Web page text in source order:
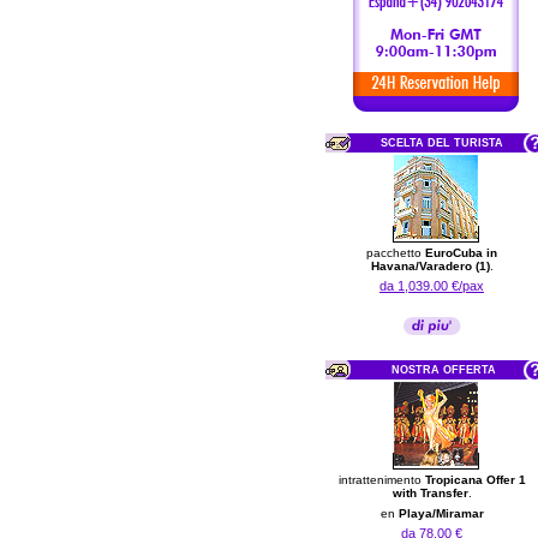
SCELTA DEL TURISTA
pacchetto EuroCuba in
Havana/Varadero (1).
da 1,039.00 €/pax
NOSTRA OFFERTA
intrattenimento Tropicana Offer 1
with Transfer.
en Playa/Miramar
da 78.00 €